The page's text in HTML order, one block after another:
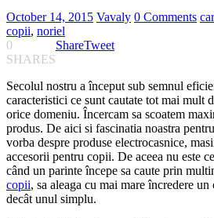
October 14, 2015 Vavaly 0 Comments
copii, noriel
0
SHARES
ShareTweet
Secolul nostru a început sub semnul
caracteristici ce sunt cautate tot mai mult
orice domeniu. Încercam sa scoatem
produs. De aici si fascinatia noastra
vorba despre produse electrocasnice,
accesorii pentru copii. De aceea nu este
când un parinte începe sa caute prin
copii, sa aleaga cu mai mare încredere
decât unul simplu.